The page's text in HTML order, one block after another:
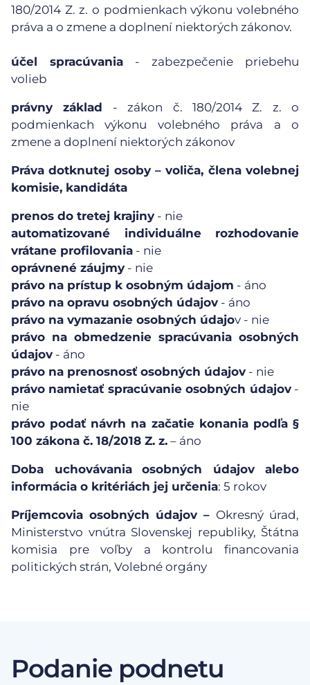
180/2014 Z. z. o podmienkach výkonu volebného
práva a o zmene a doplnení niektorých zákonov.
účel spracúvania - zabezpečenie priebehu
volieb
právny základ - zákon č. 180/2014 Z. z. o
podmienkach výkonu volebného práva a o
zmene a doplnení niektorých zákonov
Práva dotknutej osoby – voliča, člena volebnej
komisie, kandidáta
prenos do tretej krajiny - nie
automatizované individuálne rozhodovanie
vrátane profilovania - nie
oprávnené záujmy - nie
právo na prístup k osobným údajom - áno
právo na opravu osobných údajov - áno
právo na vymazanie osobných údajov - nie
právo na obmedzenie spracúvania osobných
údajov - áno
právo na prenosnosť osobných údajov - nie
právo namietať spracúvanie osobných údajov-
nie
právo podať návrh na začatie konania podľa §
100 zákona č. 18/2018 Z. z. – áno
Doba uchovávania
osobných údajov alebo
informácia o kritériách jej určenia: 5 rokov
Príjemcovia osobných údajov – Okresný úrad,
Ministerstvo vnútra Slovenskej republiky, Štátna
komisia pre voľby a kontrolu financovania
politických strán, Volebné orgány
Podanie podnetu